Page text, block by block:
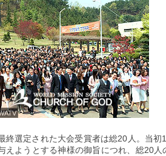
終選定された大会受賞者は総20人。当
えようとする神様の御旨につれ、総20